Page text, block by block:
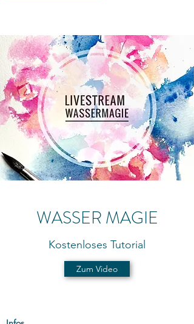
WASSER MAGIE
Kostenloses Tutorial
Zum Video